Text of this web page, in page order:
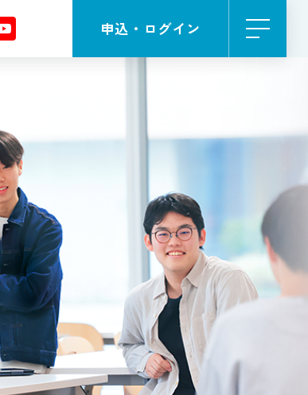
申込・ログイン